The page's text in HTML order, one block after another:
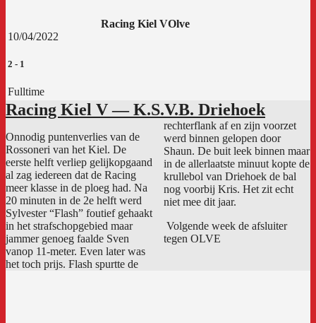
Racing Kiel VOlve
10/04/2022
2 - 1
Fulltime
Racing Kiel V — K.S.V.B. Driehoek
Onnodig puntenverlies van de
Rossoneri van het Kiel. De
eerste helft verliep gelijkopgaand
al zag iedereen dat de Racing
meer klasse in de ploeg had. Na
20 minuten in de 2e helft werd
Sylvester “Flash” foutief gehaakt
in het strafschopgebied maar
jammer genoeg faalde Sven
vanop 11-meter. Even later was
het toch prijs. Flash spurtte de
rechterflank af en zijn voorzet
werd binnen gelopen door
Shaun. De buit leek binnen maar
in de allerlaatste minuut kopte de
krullebol van Driehoek de bal
nog voorbij Kris. Het zit echt
niet mee dit jaar.
Volgende week de afsluiter
tegen OLVE